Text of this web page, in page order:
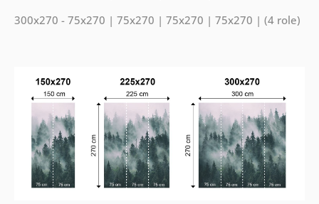
300x270 - 75x270 | 75x270 | 75x270 | 75x270 | (4 role)